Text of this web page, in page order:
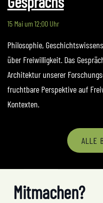
15 Mai um 12:00 Uhr
Philosophie,
über Freiwilligkeit. Das
Architektur unserer
fruchtbare Perspektive auf
Kontexten.
ALLE
Mitmachen?